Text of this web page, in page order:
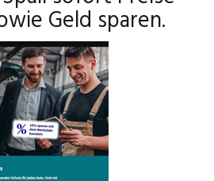
Geld sparen.